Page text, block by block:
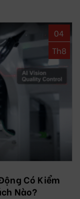
04
Th8
Có Kiểm
Nào?